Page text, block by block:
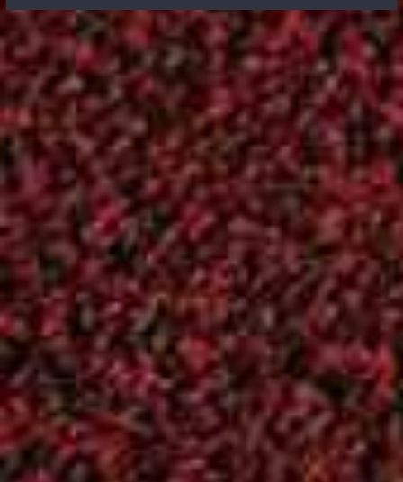
Άρθρα
Kατηγορίες
Αρχείο
(266)
Ενημέρωση(262)
ΚΥΡΙΑΚΙΔΕΙΑ(61)
Επικοινωνία
ΟΔΟΣ: Καλλιγά 77
Φιλοθέη, Αθήνα
Τ.Κ.: 15237
Τηλ/fax : 210-68 41
218
email:
aof1956@gmail.com
Χάρτης
Βρείτε μας
Χάρτη!
Powered by Google